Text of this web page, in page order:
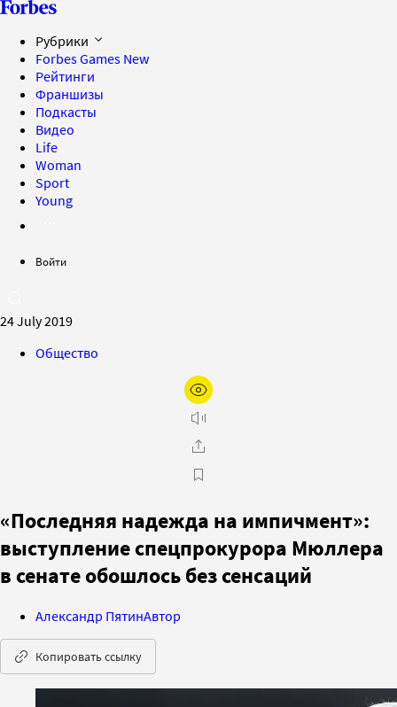
Рубрики
Forbes Games New
Рейтинги
Франшизы
Подкасты
Видео
Life
Woman
Sport
Young
Войти
24 July 2019
Общество
«Последняя надежда на импичмент»:
выступление спецпрокурора Мюллера
в сенате обошлось без сенсаций
Александр ПятинАвтор
Копировать ссылку